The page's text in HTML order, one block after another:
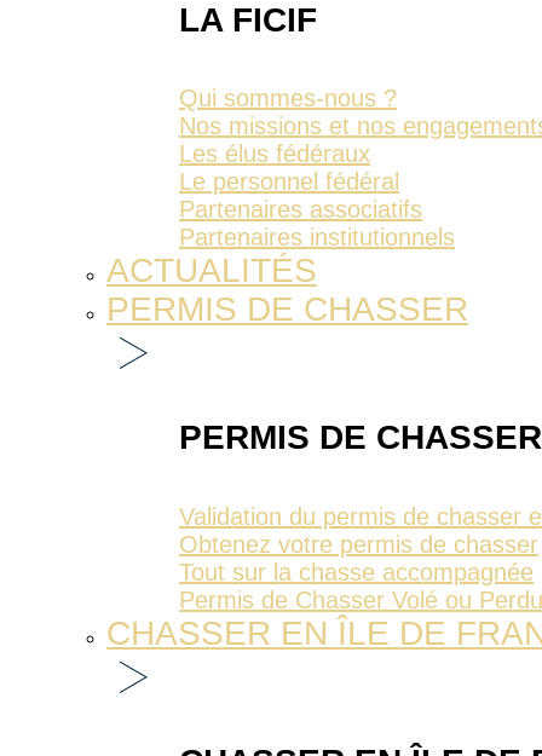
LA FICIF
Qui sommes-nous ?
Nos missions et nos
Les élus fédéraux
Le personnel fédéral
Partenaires associatifs
Partenaires institutionnels
ACTUALITÉS
PERMIS DE CHASSER
PERMIS DE CHASSER
Validation du permis de chasser
Obtenez votre permis de chasser
Tout sur la chasse accompagnée
Permis de Chasser Volé ou Perdu
CHASSER EN ÎLE DE